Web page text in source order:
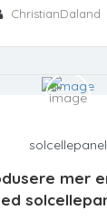
ChristianDaland
solcellepanel
mer